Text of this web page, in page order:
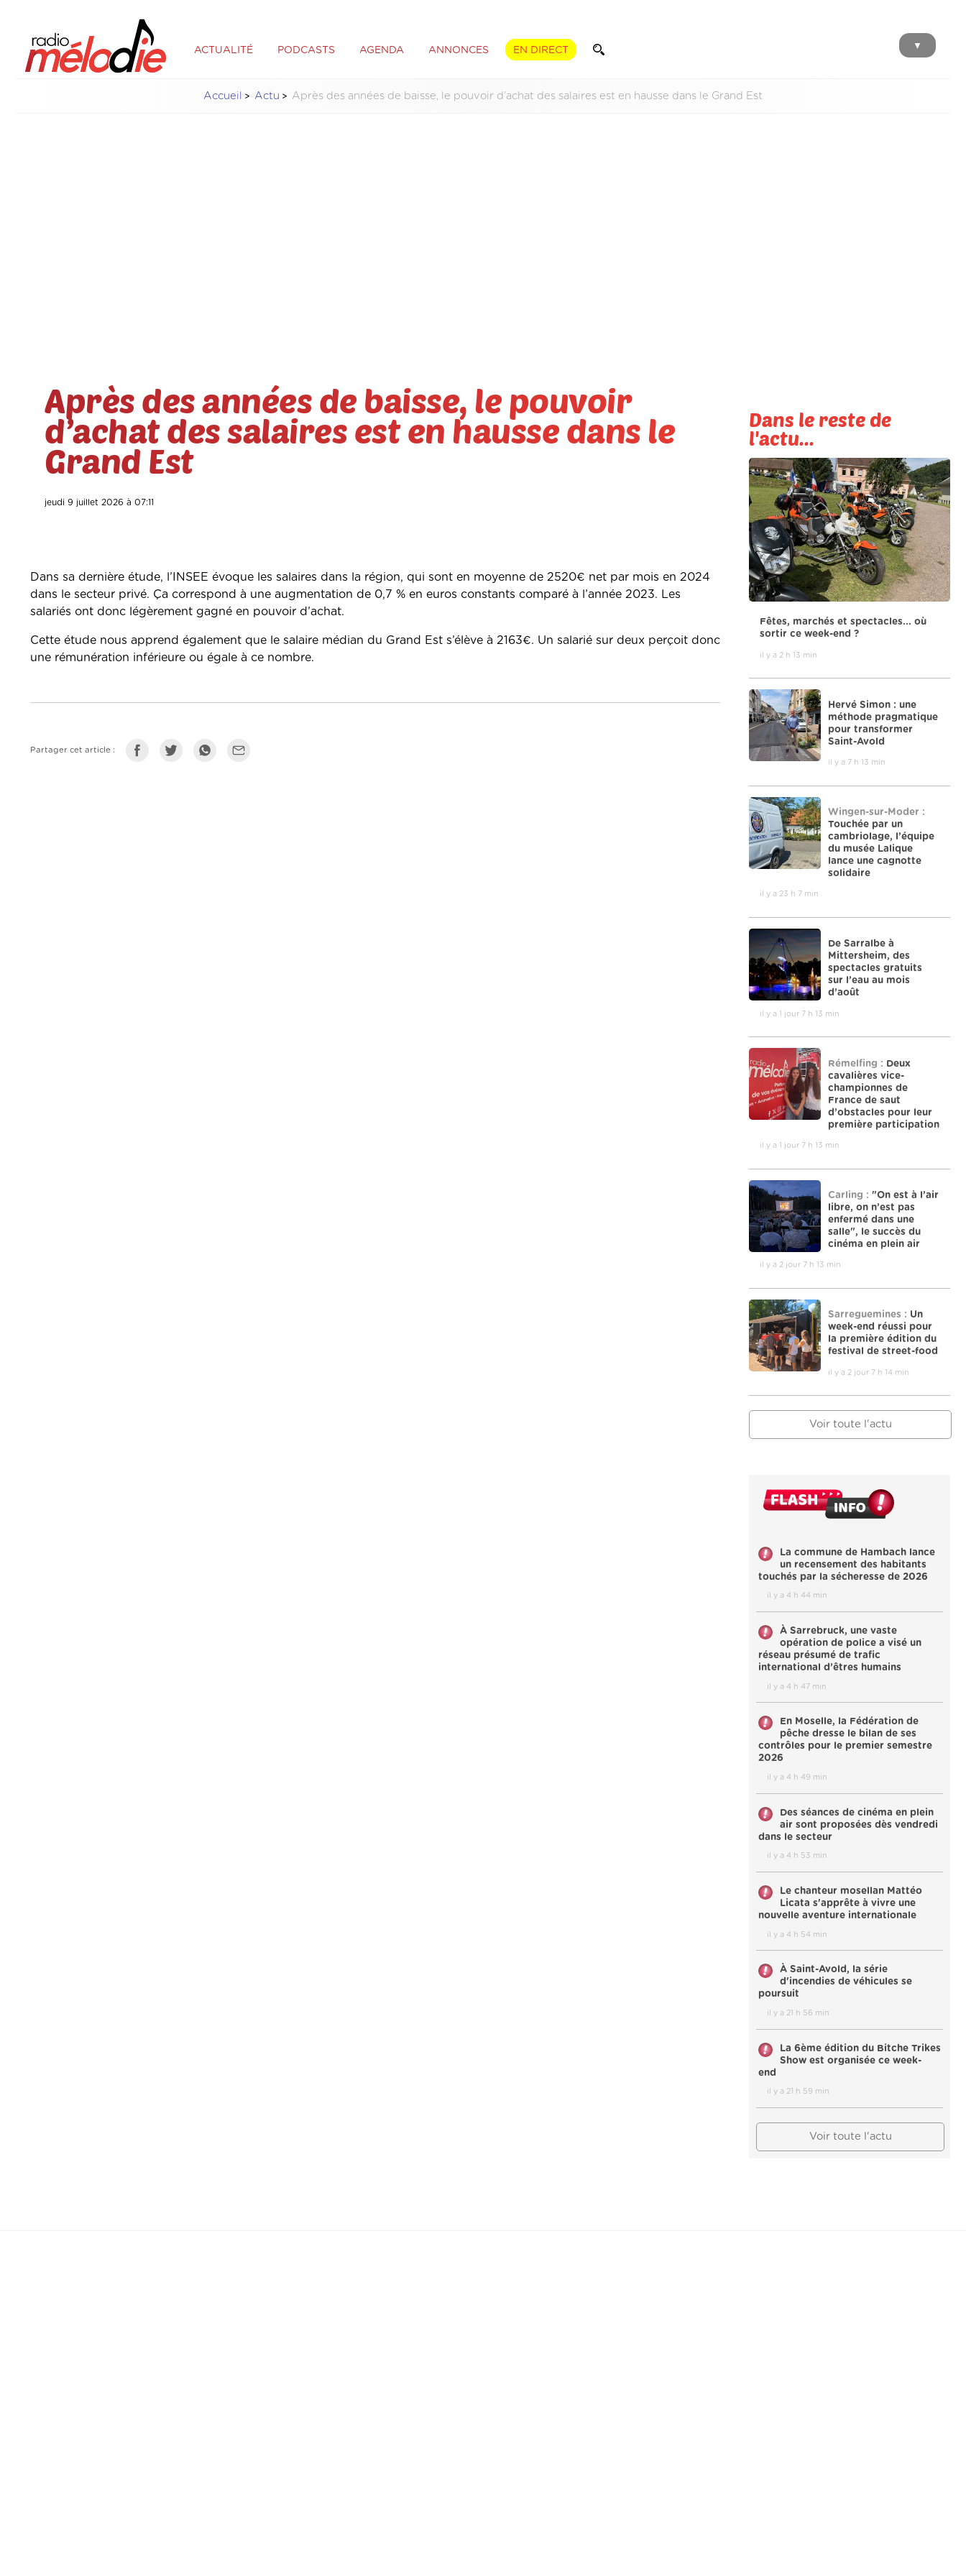
ACTUALITÉ PODCASTS AGENDA ANNONCES EN DIRECT ▼
Accueil Actu Après des années de baisse, le pouvoir d’achat des salaires est en hausse dans le Grand Est
Après des années de baisse, le pouvoir
d’achat des salaires est en hausse dans le
Grand Est
jeudi 9 juillet 2026 à 07:11
Dans sa dernière étude, l’INSEE évoque les salaires dans la région, qui sont en moyenne de 2520€ net par mois en 2024
dans le secteur privé. Ça correspond à une augmentation de 0,7 % en euros constants comparé à l’année 2023. Les
salariés ont donc légèrement gagné en pouvoir d’achat.
Cette étude nous apprend également que le salaire médian du Grand Est s’élève à 2163€. Un salarié sur deux perçoit donc
une rémunération inférieure ou égale à ce nombre.
Partager cet article :
Dans le reste de
l'actu...
Fêtes, marchés et spectacles... où
sortir ce week-end ?
il y a 2 h 13 min
Hervé Simon : une
méthode pragmatique
pour transformer
Saint-Avold
il y a 7 h 13 min
Wingen-sur-Moder :
Touchée par un
cambriolage, l’équipe
du musée Lalique
lance une cagnotte
solidaire
il y a 23 h 7 min
De Sarralbe à
Mittersheim, des
spectacles gratuits
sur l’eau au mois
d’août
il y a 1 jour 7 h 13 min
Rémelfing : Deux
cavalières vice-
championnes de
France de saut
d’obstacles pour leur
première participation
il y a 1 jour 7 h 13 min
Carling : "On est à l’air
libre, on n’est pas
enfermé dans une
salle", le succès du
cinéma en plein air
il y a 2 jour 7 h 13 min
Sarreguemines : Un
week-end réussi pour
la première édition du
festival de street-food
il y a 2 jour 7 h 14 min
Voir toute l'actu
La commune de Hambach lance
un recensement des habitants
touchés par la sécheresse de 2026
il y a 4 h 44 min
À Sarrebruck, une vaste
opération de police a visé un
réseau présumé de trafic
international d’êtres humains
il y a 4 h 47 min
En Moselle, la Fédération de
pêche dresse le bilan de ses
contrôles pour le premier semestre
2026
il y a 4 h 49 min
Des séances de cinéma en plein
air sont proposées dès vendredi
dans le secteur
il y a 4 h 53 min
Le chanteur mosellan Mattéo
Licata s'apprête à vivre une
nouvelle aventure internationale
il y a 4 h 54 min
À Saint-Avold, la série
d'incendies de véhicules se
poursuit
il y a 21 h 56 min
La 6ème édition du Bitche Trikes
Show est organisée ce week-
end
il y a 21 h 59 min
Voir toute l'actu